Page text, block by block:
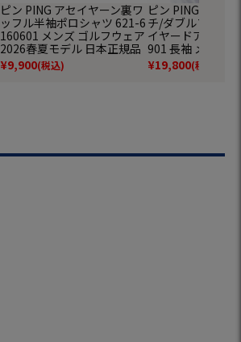
ピン PING アセイヤーン裏ワ
ッフル半袖ポロシャツ 621-6
160601 メンズ ゴルフウェア
2026春夏モデル 日本正規品
¥9,900(税込)
ピン PING 全方向
チ/ダブルフェイ
イヤードアウタ
901 長袖 メンズ
ア 2025秋冬モデ
品
¥19,800(税込)